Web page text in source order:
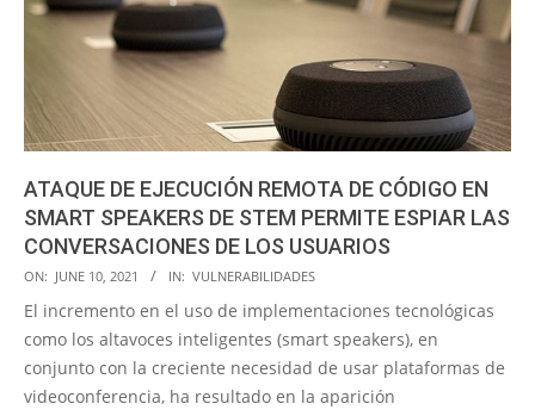
ATAQUE DE EJECUCIÓN REMOTA DE CÓDIGO EN
SMART SPEAKERS DE STEM PERMITE ESPIAR LAS
CONVERSACIONES DE LOS USUARIOS
2021-
06-
10
ON: JUNE 10, 2021 IN: VULNERABILIDADES
El incremento en el uso de implementaciones tecnológicas
como los altavoces inteligentes (smart speakers), en
conjunto con la creciente necesidad de usar plataformas de
videoconferencia, ha resultado en la aparición